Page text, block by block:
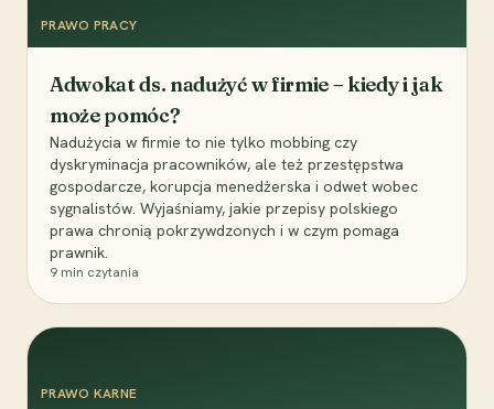
PRAWO PRACY
Adwokat ds. nadużyć w firmie – kiedy i jak
może pomóc?
Nadużycia w firmie to nie tylko mobbing czy
dyskryminacja pracowników, ale też przestępstwa
gospodarcze, korupcja menedżerska i odwet wobec
sygnalistów. Wyjaśniamy, jakie przepisy polskiego
prawa chronią pokrzywdzonych i w czym pomaga
prawnik.
9 min czytania
PRAWO KARNE